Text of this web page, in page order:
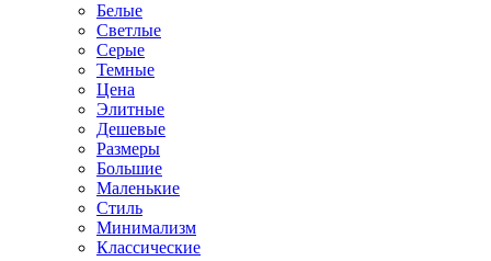
Белые
Светлые
Серые
Темные
Цена
Элитные
Дешевые
Размеры
Большие
Маленькие
Стиль
Минимализм
Классические